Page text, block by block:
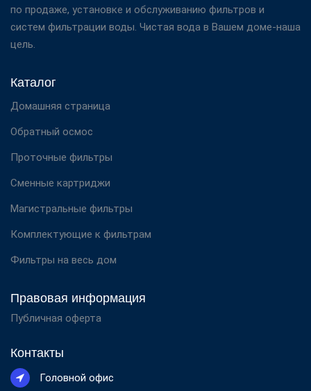
по продаже, установке и обслуживанию фильтров и
систем фильтрации воды. Чистая вода в Вашем доме-наша
цель.
Каталог
Домашняя страница
Обратный осмос
Проточные фильтры
Сменные картриджи
Магистральные фильтры
Комплектующие к фильтрам
Фильтры на весь дом
Правовая информация
Публичная оферта
Контакты
Головной офис